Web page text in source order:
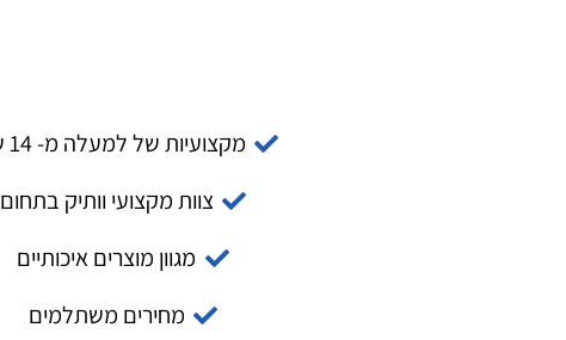
מקצועיות של למעלה מ- 14 שנה
צוות מקצועי וותיק בתחום
מגוון מוצרים איכותיים
מחירים משתלמים